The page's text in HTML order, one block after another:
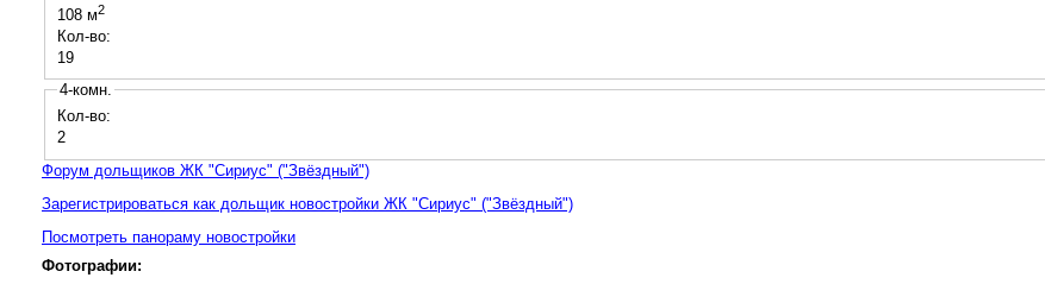
108 м2
Кол-во:
19
4-комн.
Кол-во:
2
Форум дольщиков ЖК "Сириус" ("Звёздный")
Зарегистрироваться как дольщик новостройки ЖК "Сириус" ("Звёздный")
Посмотреть панораму новостройки
Фотографии: